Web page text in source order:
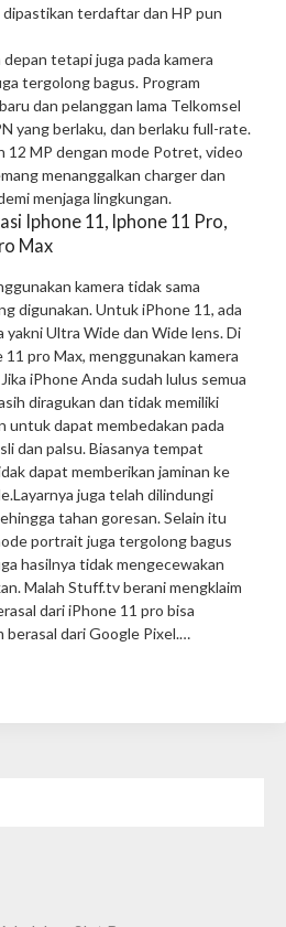
terdaftar dan HP pun
tetapi juga pada kamera
tergolong bagus. Program
dan pelanggan lama Telkomsel
yang berlaku, dan berlaku full-rate.
12 MP dengan mode Potret, video
menanggalkan charger dan
menjaga lingkungan.
Iphone 11, Iphone 11 Pro,
Max
kamera tidak sama
digunakan. Untuk iPhone 11, ada
yakni Ultra Wide dan Wide lens. Di
pro Max, menggunakan kamera
iPhone Anda sudah lulus semua
diragukan dan tidak memiliki
untuk dapat membedakan pada
dan palsu. Biasanya tempat
dapat memberikan jaminan ke
Layarnya juga telah dilindungi
tahan goresan. Selain itu
portrait juga tergolong bagus
hasilnya tidak mengecewakan
Malah Stuff.tv berani mengklaim
dari iPhone 11 pro bisa
berasal dari Google Pixel.…